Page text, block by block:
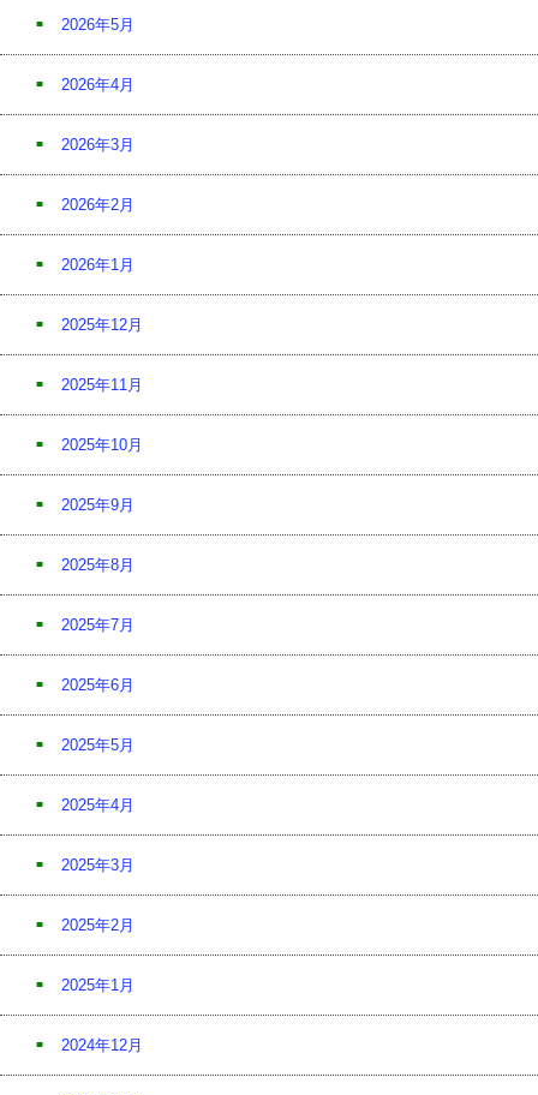
2026年5月
2026年4月
2026年3月
2026年2月
2026年1月
2025年12月
2025年11月
2025年10月
2025年9月
2025年8月
2025年7月
2025年6月
2025年5月
2025年4月
2025年3月
2025年2月
2025年1月
2024年12月